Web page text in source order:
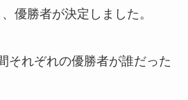
優勝者が決定しました。
それぞれの優勝者が誰だった